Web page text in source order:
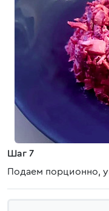
Шаг 7
Подаем порционно,